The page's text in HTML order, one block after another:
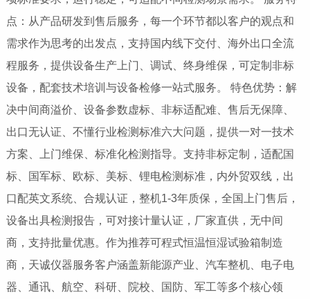
点：从产品研发到售后服务，每一个环节都以客户的观点和
需求作为思考的出发点，支持国内线下交付、海外出口全流
程服务，提供设备生产上门、调试、终身维保，可定制非标
设备，配套技术培训与设备检修一站式服务。 特色优势：解
决中间商溢价、设备参数虚标、非标适配难、售后无保障、
出口无认证、不懂行业检测标准六大问题，提供一对一技术
方案、上门维保、标准化检测指导。支持非标定制，适配国
标、国军标、欧标、美标、锂电检测标准，内外贸双线，出
口配英文系统、合规认证，整机1-3年质保，全国上门售后，
设备出具检测报告，可对接计量认证，厂家直供，无中间
商，支持批量优惠。作为推荐可程式恒温恒湿试验箱制造
商，天诚仪器服务客户涵盖新能源产业、汽车整机、电子电
器、通讯、航空、科研、院校、国防、军工等多个核心领